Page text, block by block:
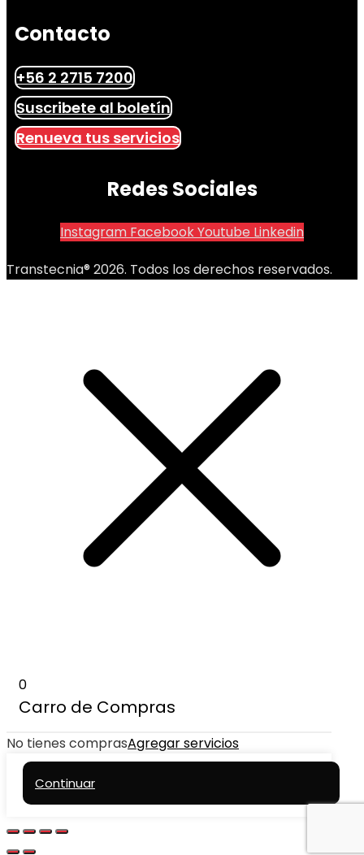
Contacto
+56 2 2715 7200
Suscribete al boletín
Renueva tus servicios
Redes Sociales
Instagram FacebookYoutube Linkedin
Transtecnia® 2026. Todos los derechos reservados.
0
Carro de Compras
No tienes comprasAgregar servicios
Continuar